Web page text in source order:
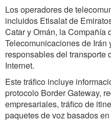
Los operadores de
incluidos Etisalat de
Catar y Omán, la Compañía
Telecomunicaciones de
responsables del transporte
Internet.
Este tráfico incluye
protocolo Border Gateway,
empresariales, tráfico de
paquetes de voz basados en